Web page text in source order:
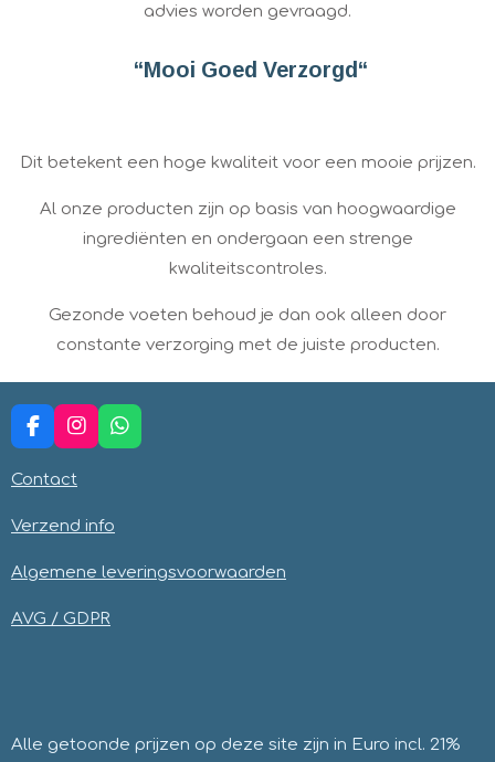
advies worden gevraagd.
“Mooi Goed Verzorgd“
Dit betekent een hoge kwaliteit voor een mooie prijzen.
Al onze producten zijn op basis van hoogwaardige
ingrediënten en ondergaan een strenge
kwaliteitscontroles.​
Gezonde voeten behoud je dan ook alleen door
constante verzorging met de juiste producten.
F
a
c
o
k
I
n
s
g
a
W
h
p
Contact
Verzend info
Algemene leveringsvoorwaarden
AVG / GDPR
Alle getoonde prijzen op deze site zijn in Euro incl. 21%